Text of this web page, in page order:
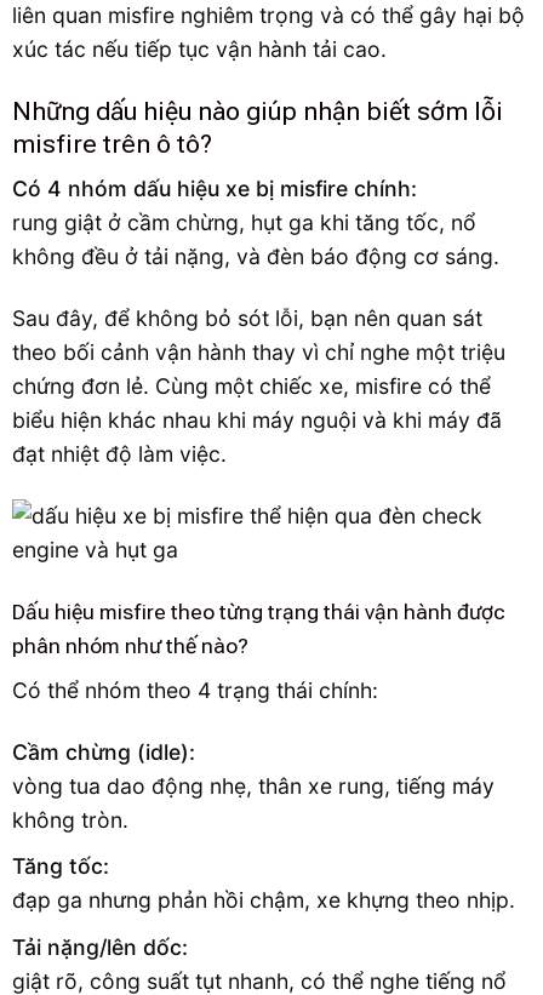
liên quan misfire nghiêm trọng và có thể gây hại bộ
xúc tác nếu tiếp tục vận hành tải cao.
Những dấu hiệu nào giúp nhận biết sớm lỗi
misfire trên ô tô?
Có 4 nhóm dấu hiệu xe bị misfire chính:
rung giật ở cầm chừng, hụt ga khi tăng tốc, nổ
không đều ở tải nặng, và đèn báo động cơ sáng.
Sau đây, để không bỏ sót lỗi, bạn nên quan sát
theo bối cảnh vận hành thay vì chỉ nghe một triệu
chứng đơn lẻ. Cùng một chiếc xe, misfire có thể
biểu hiện khác nhau khi máy nguội và khi máy đã
đạt nhiệt độ làm việc.
Dấu hiệu misfire theo từng trạng thái vận hành được
phân nhóm như thế nào?
Có thể nhóm theo 4 trạng thái chính:
Cầm chừng (idle):
vòng tua dao động nhẹ, thân xe rung, tiếng máy
không tròn.
Tăng tốc:
đạp ga nhưng phản hồi chậm, xe khựng theo nhịp.
Tải nặng/lên dốc:
giật rõ, công suất tụt nhanh, có thể nghe tiếng nổ